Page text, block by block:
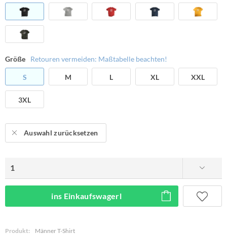
Größe Retouren vermeiden: Maßtabelle beachten!
S M L XL XXL
3XL
Auswahl zurücksetzen
ins Einkaufswagerl
Produkt:
Männer T-Shirt